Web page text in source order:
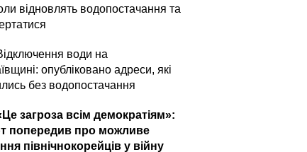
відновлять водопостачання та
води на
опубліковано адреси, які
без водопостачання
загроза всім демократіям»:
попередив про можливе
північнокорейців у війну